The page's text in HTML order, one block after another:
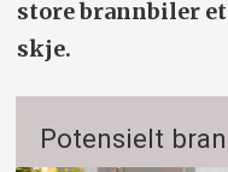
store brannbiler
skje.
Potensielt